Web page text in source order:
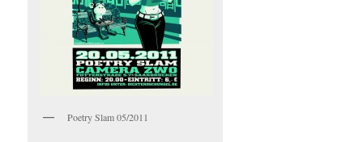
Poetry Slam 05/2011